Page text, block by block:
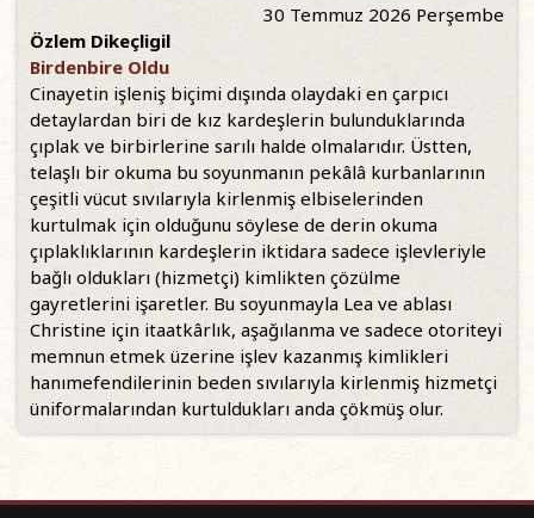
30 Temmuz 2026 Perşembe
Özlem Dikeçligil
Birdenbire Oldu
Cinayetin işleniş biçimi dışında olaydaki en çarpıcı
detaylardan biri de kız kardeşlerin bulunduklarında
çıplak ve birbirlerine sarılı halde olmalarıdır. Üstten,
telaşlı bir okuma bu soyunmanın pekâlâ kurbanlarının
çeşitli vücut sıvılarıyla kirlenmiş elbiselerinden
kurtulmak için olduğunu söylese de derin okuma
çıplaklıklarının kardeşlerin iktidara sadece işlevleriyle
bağlı oldukları (hizmetçi) kimlikten çözülme
gayretlerini işaretler. Bu soyunmayla Lea ve ablası
Christine için itaatkârlık, aşağılanma ve sadece otoriteyi
memnun etmek üzerine işlev kazanmış kimlikleri
hanımefendilerinin beden sıvılarıyla kirlenmiş hizmetçi
üniformalarından kurtuldukları anda çökmüş olur.